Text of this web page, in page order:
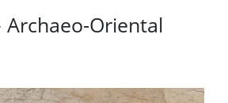
Archaeo-Oriental